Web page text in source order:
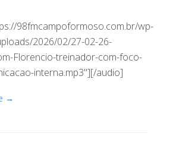
98fmcampoformoso.com.br/wp-
2026/02/27-02-26-
Florencio-treinador-com-foco-
interna.mp3"][/audio]
→